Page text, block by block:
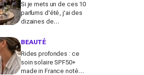
Si je mets un de ces 10
parfums d'été, j'ai des
dizaines de
journée
BEAUTÉ
Rides profondes : ce
soin solaire SPF50+
made in France noté